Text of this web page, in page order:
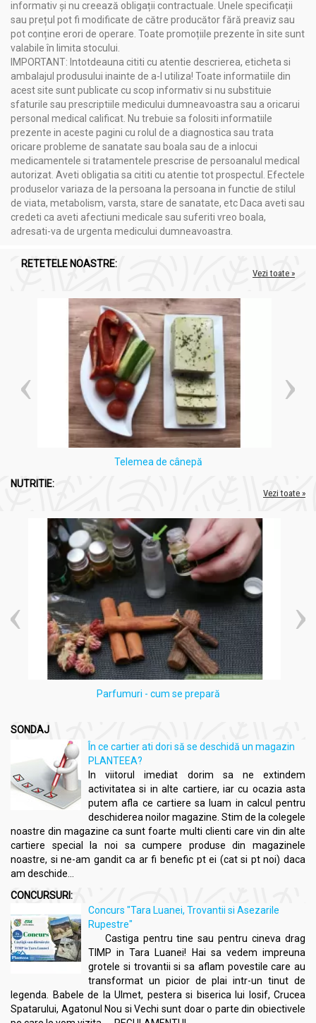
informativ și nu creează obligații contractuale. Unele specificații
sau prețul pot fi modificate de către producător fără preaviz sau
pot conține erori de operare. Toate promoțiile prezente în site sunt
valabile în limita stocului.
IMPORTANT: Intotdeauna cititi cu atentie descrierea, eticheta si
ambalajul produsului inainte de a-l utiliza! Toate informatiile din
acest site sunt publicate cu scop informativ si nu substituie
sfaturile sau prescriptiile medicului dumneavoastra sau a oricarui
personal medical calificat. Nu trebuie sa folositi informatiile
prezente in aceste pagini cu rolul de a diagnostica sau trata
oricare probleme de sanatate sau boala sau de a inlocui
medicamentele si tratamentele prescrise de persoanalul medical
autorizat. Aveti obligatia sa cititi cu atentie tot prospectul. Efectele
produselor variaza de la persoana la persoana in functie de stilul
de viata, metabolism, varsta, stare de sanatate, etc Daca aveti sau
credeti ca aveti afectiuni medicale sau suferiti vreo boala,
adresati-va de urgenta medicului dumneavoastra.
RETETELE NOASTRE:
Vezi toate »
Telemea de cânepă
NUTRITIE:
Vezi toate »
Parfumuri - cum se prepară
SONDAJ
În ce cartier ati dori să se deschidă un magazin
PLANTEEA?
In viitorul imediat dorim sa ne extindem
activitatea si in alte cartiere, iar cu ocazia asta
putem afla ce cartiere sa luam in calcul pentru
deschiderea noilor magazine. Stim de la colegele
noastre din magazine ca sunt foarte multi clienti care vin din alte
cartiere special la noi sa cumpere produse din magazinele
noastre, si ne-am gandit ca ar fi benefic pt ei (cat si pt noi) daca
am deschide...
CONCURSURI:
Concurs "Tara Luanei, Trovantii si Asezarile
Rupestre"
Castiga pentru tine sau pentru cineva drag
TIMP in Tara Luanei! Hai sa vedem impreuna
grotele si trovantii si sa aflam povestile care au
transformat un picior de plai intr-un tinut de
legenda. Babele de la Ulmet, pestera si biserica lui Iosif, Crucea
Spatarului, Agatonul Nou si Vechi sunt doar o parte din obiectivele